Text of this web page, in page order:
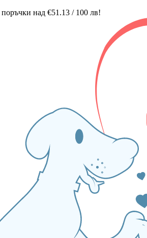
поръчки над €51.13 / 100 лв!